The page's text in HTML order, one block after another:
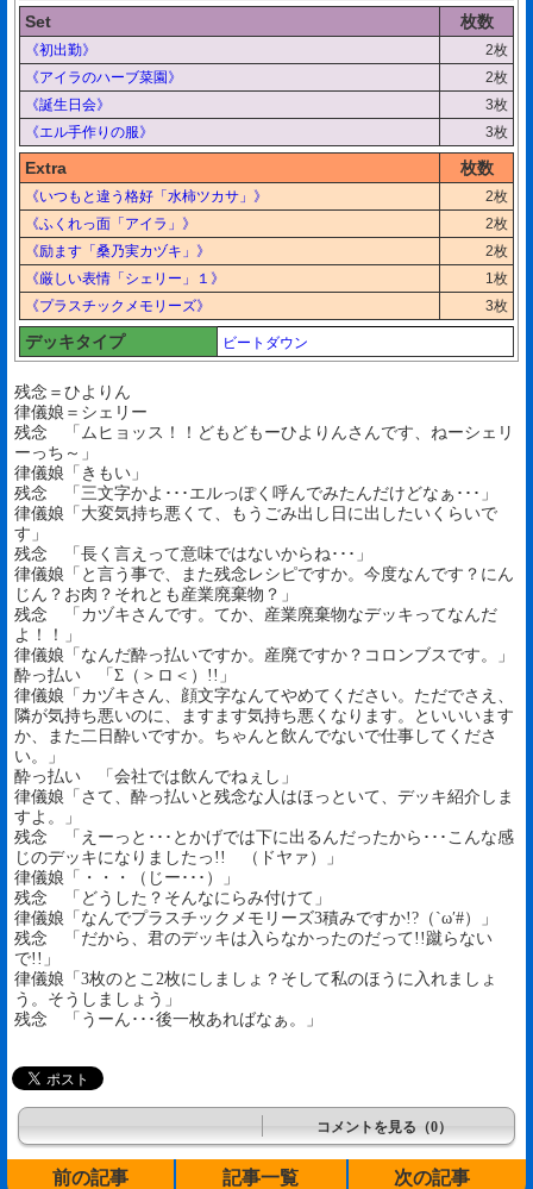
Set 枚数
《初出勤》
2枚
《アイラのハーブ菜園》
2枚
《誕生日会》
3枚
《エル手作りの服》
3枚
Extra 枚数
《いつもと違う格好「水柿ツカサ」》
2枚
《ふくれっ面「アイラ」》
2枚
《励ます「桑乃実カヅキ」》
2枚
《厳しい表情「シェリー」１》
1枚
《プラスチックメモリーズ》
3枚
デッキタイプ ビートダウン
残念＝ひよりん
律儀娘＝シェリー
残念 「ムヒョッス！！どもどもーひよりんさんです、ねーシェリ
ーっち～」
律儀娘「きもい」
残念 「三文字かよ･･･エルっぽく呼んでみたんだけどなぁ･･･」
律儀娘「大変気持ち悪くて、もうごみ出し日に出したいくらいで
す」
残念 「長く言えって意味ではないからね･･･」
律儀娘「と言う事で、また残念レシピですか。今度なんです？にん
じん？お肉？それとも産業廃棄物？」
残念 「カヅキさんです。てか、産業廃棄物なデッキってなんだ
よ！！」
律儀娘「なんだ酔っ払いですか。産廃ですか？コロンブスです。」
酔っ払い 「Σ（＞ロ＜）!!」
律儀娘「カヅキさん、顔文字なんてやめてください。ただでさえ、
隣が気持ち悪いのに、ますます気持ち悪くなります。といいいます
か、また二日酔いですか。ちゃんと飲んでないで仕事してくださ
い。」
酔っ払い 「会社では飲んでねぇし」
律儀娘「さて、酔っ払いと残念な人はほっといて、デッキ紹介しま
すよ。」
残念 「えーっと･･･とかげでは下に出るんだったから･･･こんな感
じのデッキになりましたっ!! （ドヤァ）」
律儀娘「・・・（じー･･･）」
残念 「どうした？そんなにらみ付けて」
律儀娘「なんでプラスチックメモリーズ3積みですか!?（`ω′#）」
残念 「だから、君のデッキは入らなかったのだって!!蹴らない
で!!」
律儀娘「3枚のとこ2枚にしましょ？そして私のほうに入れましょ
う。そうしましょう」
残念 「うーん･･･後一枚あればなぁ。」
コメントを見る（0）
前の記事 記事一覧 次の記事